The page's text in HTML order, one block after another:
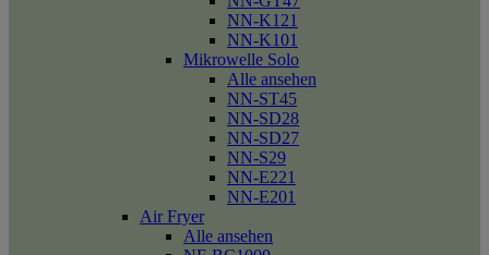
NN-K121
NN-K101
Mikrowelle Solo
Alle ansehen
NN-ST45
NN-SD28
NN-SD27
NN-S29
NN-E221
NN-E201
Air Fryer
Alle ansehen